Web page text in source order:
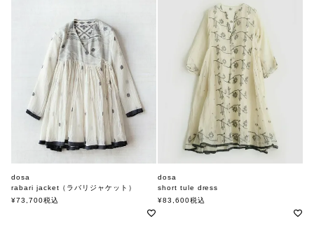
dosa
rabari jacket（ラバリジャケット）
ドーサ
¥73,700税込
dosa
short tule dress
ドーサ
¥83,600税込